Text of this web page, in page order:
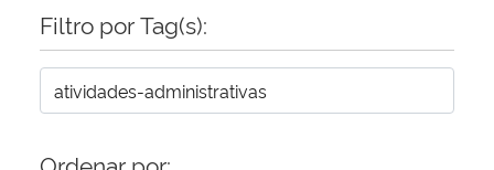
Filtro por Tag(s):
Ordenar por: